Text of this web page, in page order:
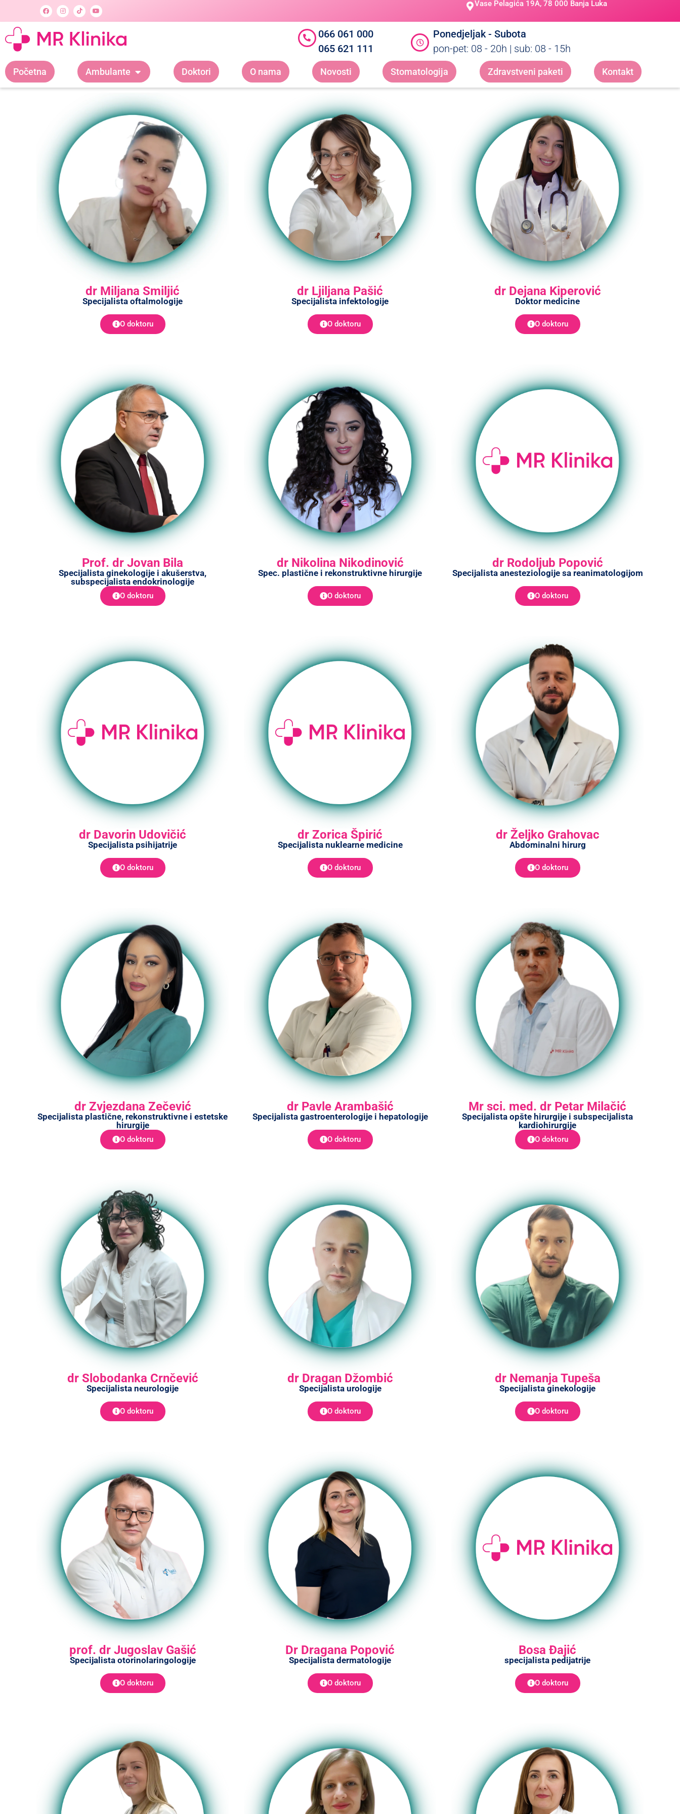
Vase Pelagića 19A, 78 000 Banja Luka
066 061 000
065 621 111
Ponedjeljak - Subota
pon-pet: 08 - 20h | sub: 08 - 15h
Početna Ambulante Doktori O nama Novosti Stomatologija Zdravstveni paketi Kontakt
dr Miljana Smiljić
Specijalista oftalmologije
O doktoru
dr Ljiljana Pašić
Specijalista infektologije
O doktoru
dr Dejana Kiperović
Doktor medicine
O doktoru
Prof. dr Jovan Bila
Specijalista ginekologije i akušerstva,
subspecijalista endokrinologije
O doktoru
dr Nikolina Nikodinović
Spec. plastične i rekonstruktivne hirurgije
O doktoru
dr Rodoljub Popović
Specijalista anesteziologije sa reanimatologijom
O doktoru
dr Davorin Udovičić
Specijalista psihijatrije
O doktoru
dr Zorica Špirić
Specijalista nuklearne medicine
O doktoru
dr Željko Grahovac
Abdominalni hirurg
O doktoru
dr Zvjezdana Zečević
Specijalista plastične, rekonstruktivne i estetske
hirurgije
O doktoru
dr Pavle Arambašić
Specijalista gastroenterologije i hepatologije
O doktoru
Mr sci. med. dr Petar Milačić
Specijalista opšte hirurgije i subspecijalista
kardiohirurgije
O doktoru
dr Slobodanka Crnčević
Specijalista neurologije
O doktoru
dr Dragan Džombić
Specijalista urologije
O doktoru
dr Nemanja Tupeša
Specijalista ginekologije
O doktoru
prof. dr Jugoslav Gašić
Specijalista otorinolaringologije
O doktoru
Dr Dragana Popović
Specijalista dermatologije
O doktoru
Bosa Đajić
specijalista pedijatrije
O doktoru